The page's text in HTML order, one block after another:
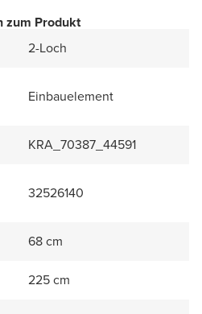
zum Produkt
2-Loch
Einbauelement
KRA_70387_44591
32526140
68 cm
225 cm